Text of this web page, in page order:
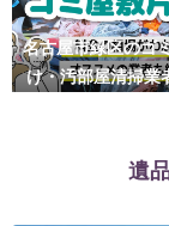
名古屋市緑区のゴ
け・汚部屋清掃業
遺